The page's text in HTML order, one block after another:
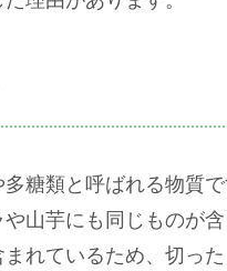
糖類と呼ばれる物質
山芋にも同じものが
れているため、切っ